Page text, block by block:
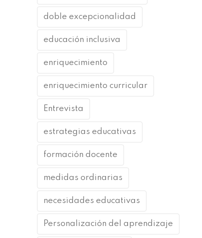
doble excepcionalidad
educación inclusiva
enriquecimiento
enriquecimiento curricular
Entrevista
estrategias educativas
formación docente
medidas ordinarias
necesidades educativas
Personalización del aprendizaje